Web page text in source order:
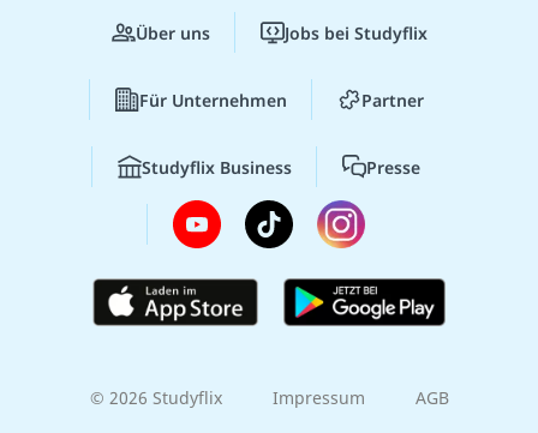
Über uns Jobs bei Studyflix
Für Unternehmen Partner
Studyflix Business Presse
© 2026 Studyflix Impressum AGB